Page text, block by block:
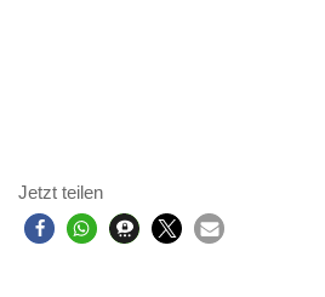
Jetzt teilen